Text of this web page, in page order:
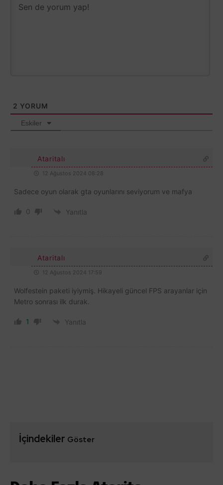
2 YORUM
Eskiler
Ataritalı
12 Ağustos 2024 08:28
Sadece oyun olarak gta oyunlarını seviyorum ve mafya
0 Yanıtla
Ataritalı
12 Ağustos 2024 17:59
Wolfestein paketi iyiymiş. Hikayeli güncel FPS arayanlar için
Metro sonrası ilk durak.
1 Yanıtla
İçindekiler Göster